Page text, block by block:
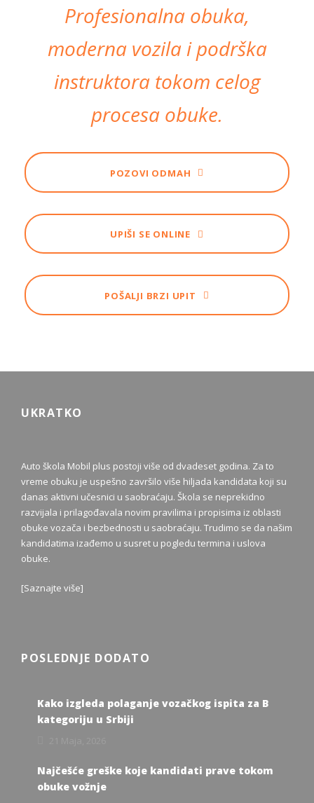
Profesionalna obuka,
moderna vozila i podrška
instruktora tokom celog
procesa obuke.
POZOVI ODMAH
UPIŠI SE ONLINE
POŠALJI BRZI UPIT
UKRATKO
Auto škola Mobil plus postoji više od dvadeset godina. Za to
vreme obuku je uspešno završilo više hiljada kandidata koji su
danas aktivni učesnici u saobraćaju. Škola se neprekidno
razvijala i prilagođavala novim pravilima i propisima iz oblasti
obuke vozača i bezbednosti u saobraćaju. Trudimo se da našim
kandidatima izađemo u susret u pogledu termina i uslova
obuke.
[Saznajte više]
POSLEDNJE DODATO
Kako izgleda polaganje vozačkog ispita za B
kategoriju u Srbiji
Najčešće greške koje kandidati prave tokom
obuke vožnje